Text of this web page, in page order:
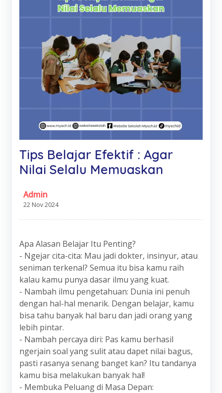
Tips Belajar Efektif : Agar
Nilai Selalu Memuaskan
Admin
22 Nov 2024
Apa Alasan Belajar Itu Penting?
- Ngejar cita-cita: Mau jadi dokter, insinyur, atau
seniman terkenal? Semua itu bisa kamu raih
kalau kamu punya dasar ilmu yang kuat.
- Nambah ilmu pengetahuan: Dunia ini penuh
dengan hal-hal menarik. Dengan belajar, kamu
bisa tahu banyak hal baru dan jadi orang yang
lebih pintar.
- Nambah percaya diri: Pas kamu berhasil
ngerjain soal yang sulit atau dapet nilai bagus,
pasti rasanya senang banget kan? Itu tandanya
kamu bisa melakukan banyak hal!
- Membuka Peluang di Masa Depan: